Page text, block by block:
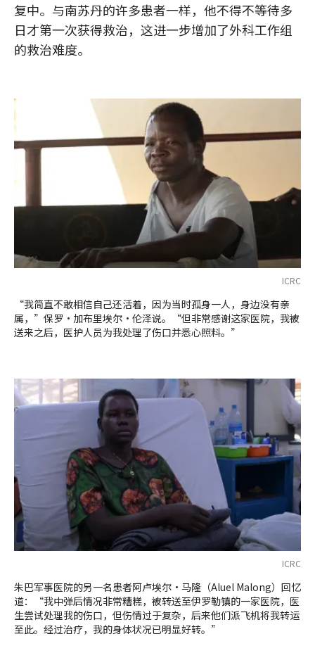
复中。与南苏丹的许多患者一样，他不得不等待多
日才第一次获得救治，这进一步增加了外科工作组
的救治难度。
ICRC
“我简直不敢相信自己还活着，因为当时孤身一人，身边没有亲
属，”保罗·加布里埃尔·伦泽说。“但非常感谢这家医院，我被
送来之后，医护人员为我处理了伤口并悉心照料。”
ICRC
朱巴军事医院的另一名患者阿卢埃尔·马隆（Aluel Malong）回忆
道：“我中弹后情况非常糟糕，被转送至伊罗勒镇的一家医院，医
生尝试处理我的伤口，但伤情过于复杂，后来他们派飞机将我转运
至此。经过治疗，我的身体状况已明显好转。”